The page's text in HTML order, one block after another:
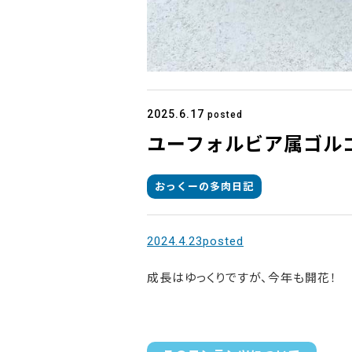
2025.6.17 posted
ユーフォルビア属ゴル
おっくーの多肉日記
2024.4.23posted
成長はゆっくりですが、今年も開花！